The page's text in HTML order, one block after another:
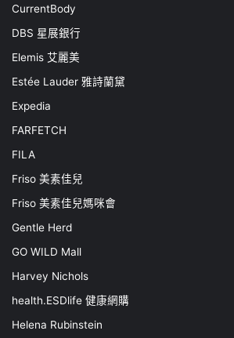
CurrentBody
DBS 星展銀行
Elemis 艾麗美
Estée Lauder 雅詩蘭黛
Expedia
FARFETCH
FILA
Friso 美素佳兒
Friso 美素佳兒媽咪會
Gentle Herd
GO WILD Mall
Harvey Nichols
health.ESDlife 健康網購
Helena Rubinstein